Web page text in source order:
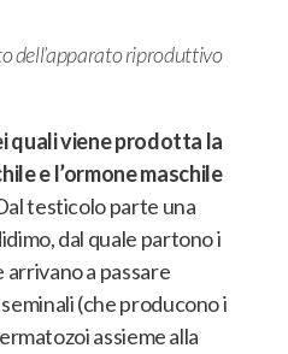
dell’apparato riproduttivo
quali viene prodotta la
e l’ormone maschile
testicolo parte una
dal quale partono i
arrivano a passare
(che producono i
assieme alla